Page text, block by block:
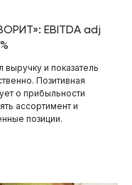
EBITDA adj
выручку и показатель
Позитивная
о прибыльности
ассортимент и
позиции.